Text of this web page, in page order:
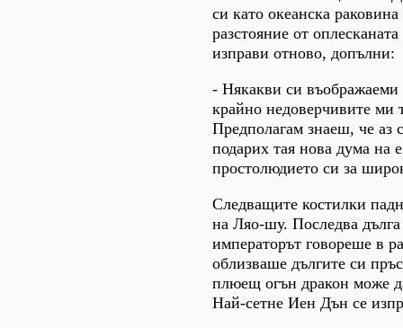
си като океанска
разстояние от
изправи отново, допълни:
- Някакви си
крайно недоверчивите ми
Предполагам знаеш, че аз
подарих тая нова дума на
простолюдието си за
Следващите костилки
на Ляо-шу. Последва дълга
императорът говореше в
облизваше дългите си
плюещ огън дракон може
Най-сетне Иен Дън се